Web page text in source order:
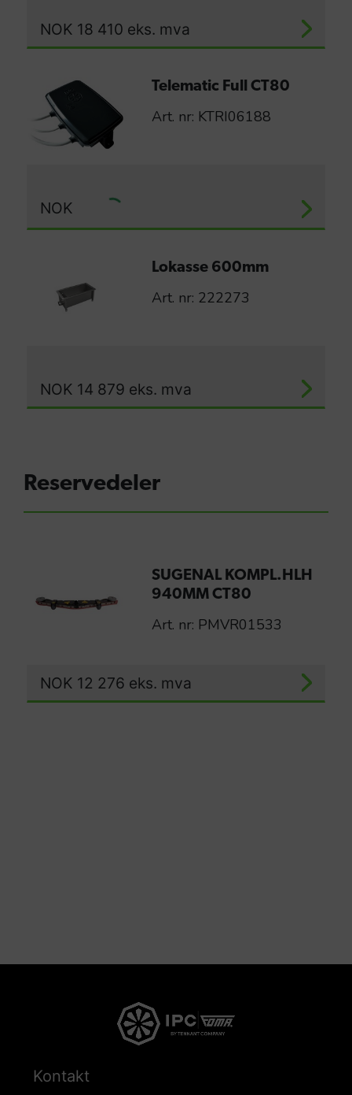
NOK 18 410 eks. mva
Telematic Full CT80
Art. nr: KTRI06188
NOK
Lokasse 600mm
Art. nr: 222273
NOK 14 879 eks. mva
Reservedeler
SUGENAL KOMPL.HLH
940MM CT80
Art. nr: PMVR01533
NOK 12 276 eks. mva
Kontakt